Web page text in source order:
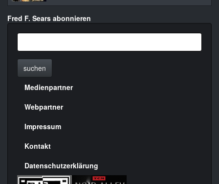
Fred F. Sears abonnieren
suchen
Menülinks
rechte
Seite
Medienpartner
Webpartner
Impressum
Kontakt
Datenschutzerklärung